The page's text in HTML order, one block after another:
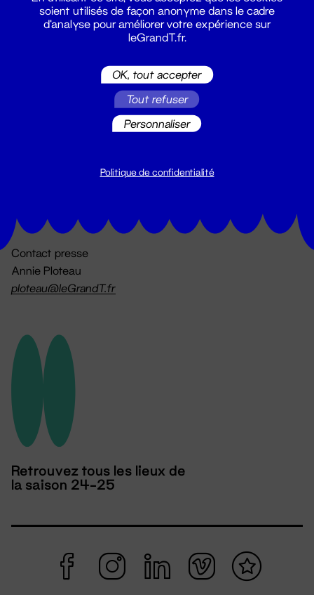
billetterie@leGrandT.fr
Contact presse
Annie Ploteau
ploteau@leGrandT.fr
Retrouvez tous les lieux de
la saison 24-25
soient utilisés de façon anonyme dans le cadre
d'analyse pour améliorer votre expérience sur
leGrandT.fr.
OK, tout accepter
Tout refuser
Personnaliser
Politique de confidentialité